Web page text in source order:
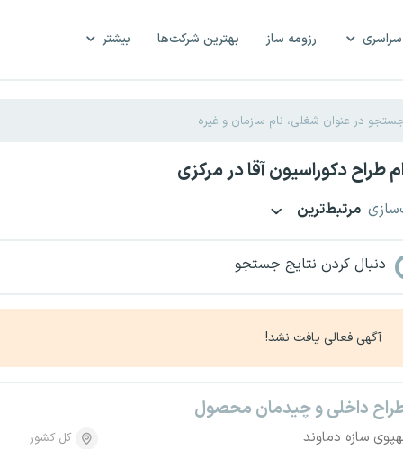
رزومه ساز بهترین شرکت‌ها بیشتر
طراح دکوراسیون آقا در مرکزی
مرتبط‌ترین
دنبال کردن نتایج جستجو
آگهی فعالی یافت نشد!
داخلی و چیدمان محصول
سازه دماوند
کل کشور